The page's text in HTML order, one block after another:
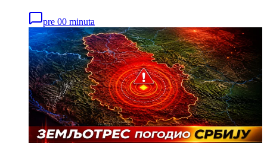
pre 00 minuta